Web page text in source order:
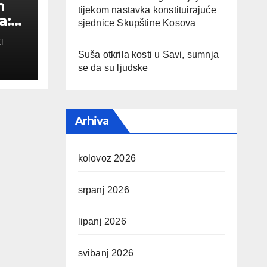
tijekom nastavka konstituirajuće
sjednice Skupštine Kosova
Suša otkrila kosti u Savi, sumnja
se da su ljudske
Arhiva
kolovoz 2026
srpanj 2026
lipanj 2026
svibanj 2026